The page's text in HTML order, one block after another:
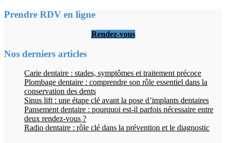
Prendre RDV en ligne
Rendez-vous
Nos derniers articles
Carie dentaire : stades, symptômes et traitement précoce
Plombage dentaire : comprendre son rôle essentiel dans la
conservation des dents
Sinus lift : une étape clé avant la pose d’implants dentaires
Pansement dentaire : pourquoi est-il parfois nécessaire entre
deux rendez-vous ?
Radio dentaire : rôle clé dans la prévention et le diagnostic